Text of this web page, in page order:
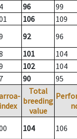
96
99
106
109
92
96
101
104
102
104
90 95
index
Total
breeding
value
104 106